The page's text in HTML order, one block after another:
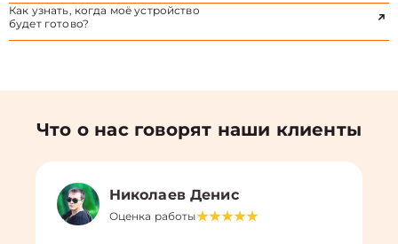
Как узнать, когда моё устройство
будет готово?
Что о нас говорят наши клиенты
Николаев Денис
Оценка работы